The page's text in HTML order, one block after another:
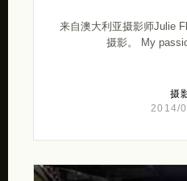
来自澳大利亚摄影师Julie
摄影。 My
摄
2014/